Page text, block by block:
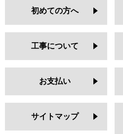
初めての方へ
工事について
お支払い
サイトマップ